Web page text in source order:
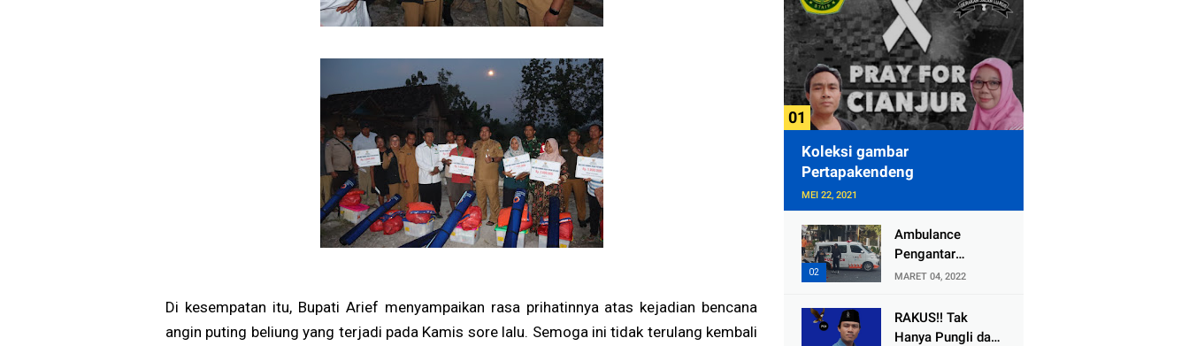
Di kesempatan itu, Bupati Arief menyampaikan rasa prihatinnya atas kejadian bencana
angin puting beliung yang terjadi pada Kamis sore lalu. Semoga ini tidak terulang kembali
Koleksi gambar
Pertapakendeng
MEI 22, 2021
Ambulance
Pengantar
Jenazah Kepala
Mengalami
Kecelakaan
MARET 04, 2022
RAKUS!! Tak
Hanya Pungli dan